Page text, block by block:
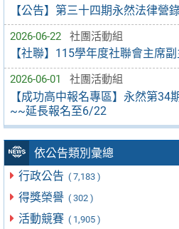
【公告】第三十四期永然法律營
2026-06-22 社團活動組
【社聯】115學年度社聯會主席
2026-06-01 社團活動組
【成功高中報名專區】永然第34
~~延長報名至6/22
依公告類別彙總
行政公告 ( 7,183 )
得獎榮譽 ( 302 )
活動競賽 ( 1,905 )